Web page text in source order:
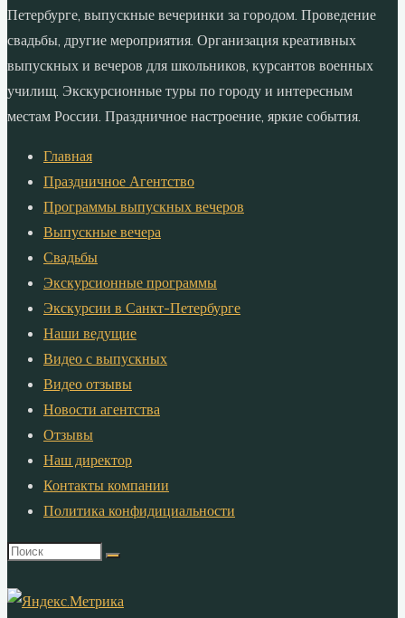
Петербурге, выпускные вечеринки за городом. Проведение
свадьбы, другие мероприятия. Организация креативных
выпускных и вечеров для школьников, курсантов военных
училищ. Экскурсионные туры по городу и интересным
местам России. Праздничное настроение, яркие события.
Главная
Праздничное Агентство
Программы выпускных вечеров
Выпускные вечера
Свадьбы
Экскурсионные программы
Экскурсии в Санкт-Петербурге
Наши ведущие
Видео с выпускных
Видео отзывы
Новости агентства
Отзывы
Наш директор
Контакты компании
Политика конфидициальности
Что